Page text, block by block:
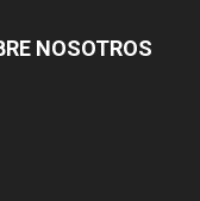
NOSOTROS